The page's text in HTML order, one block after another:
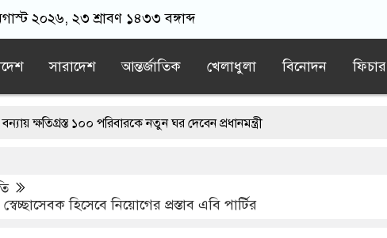
২০২৬, ২৩ শ্রাবণ ১৪৩৩ বঙ্গাব্দ
সারাদেশ আন্তর্জাতিক খেলাধুলা বিনোদন ফিচার
১০০ পরিবারকে নতুন ঘর দেবেন প্রধানমন্ত্রী
তাই জীবিত অবস্থায় নিজের চল্লিশার আয়োজন করলেন বৃদ্ধ
স্বেচ্ছাসেবক হিসেবে নিয়োগের প্রস্তাব এবি পার্টির